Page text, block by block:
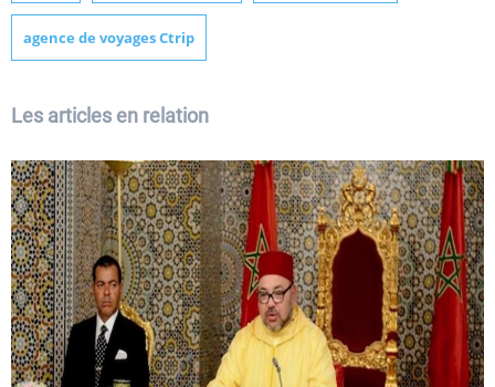
agence de voyages Ctrip
Les articles en relation